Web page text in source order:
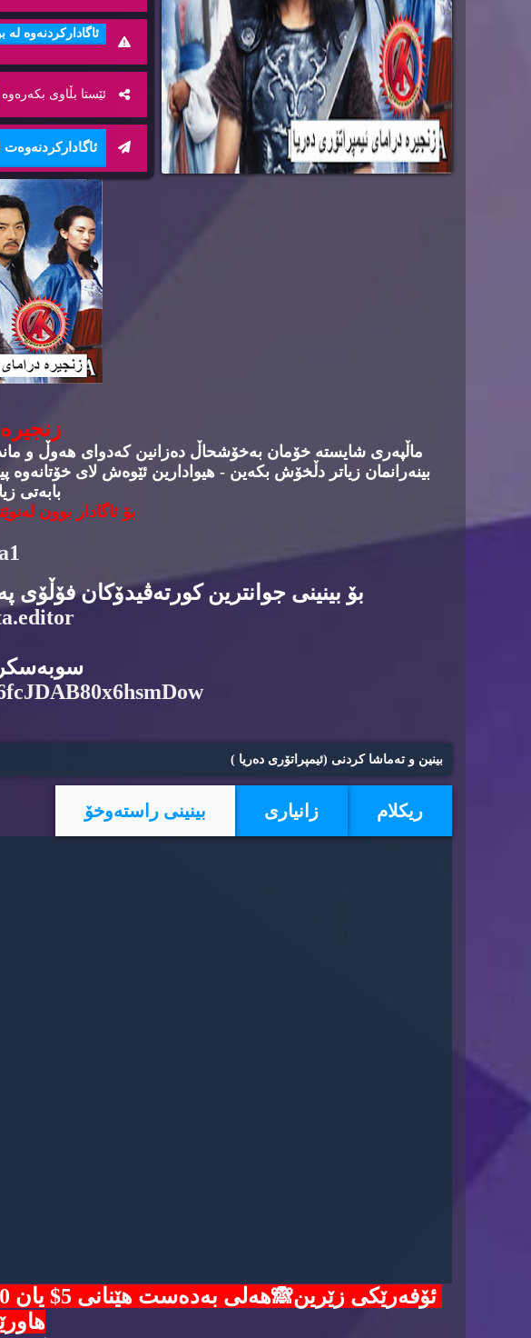
ئاگاداركردنه‌وه‌
ئێستا بڵاوی بكه‌ره‌وه‌
ئاگاداركردنه‌وه‌ت
ماڵپه‌ری شایسته‌ خۆمان به‌خۆشحاڵ ده‌زانین كه‌دوای هه‌وڵ و
بینه‌رانمان زیاتر دڵخۆش بكه‌ین - هیوادارین ئێوه‌ش لای
بابه‌تی
بۆ ئاگادار بوون
بۆ بینینی جوانترین كورته‌ڤیدۆكان
بینین و ته‌ماشا كردنی (ئیمپراتۆری ده‌ریا )
ریكلام زانیاری بینینی راسته‌وخۆ